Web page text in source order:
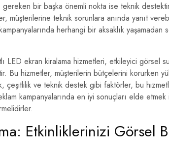
gereken bir başka önemli nokta ise teknik
müşterilerine teknik sorunlara anında yanıt
herhangi bir aksaklık yaşamadan
LED ekran kiralama hizmetleri, etkileyici görsel
Bu hizmetler, müşterilerin bütçelerini korurken
çeşitlilik ve teknik destek gibi faktörler, bu
kampanyalarında en iyi sonuçları elde
Etkinliklerinizi Görsel